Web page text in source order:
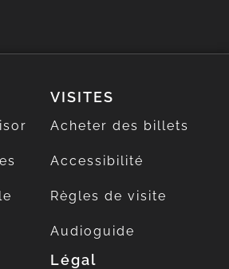
VISITES
Acheter des billets
Accessibilité
Règles de visite
Audioguide
Légal